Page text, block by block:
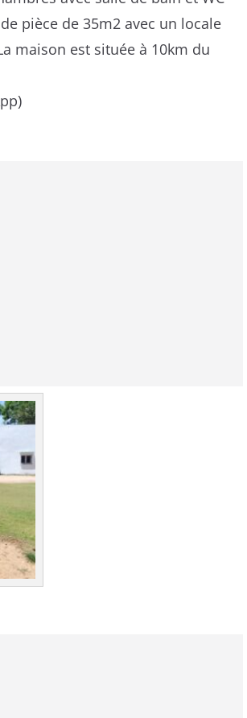
pièce de 35m2 avec un locale
maison est située à 10km du